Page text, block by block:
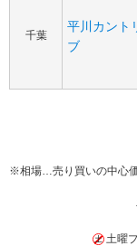
千葉
平川カント
ブ
※相場…売り買いの中心価
土曜